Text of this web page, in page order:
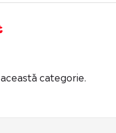
categorie.